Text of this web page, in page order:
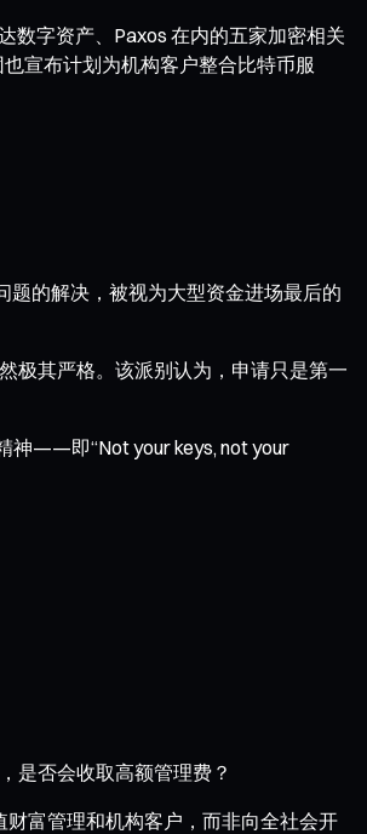
数字资产、Paxos 在内的五家加密相关
宣布计划为机构客户整合比特币服
题的解决，被视为大型资金进场最后的
极其严格。该派别认为，申请只是第一
神——即“Not your keys, not your
是否会收取高额管理费？
富管理和机构客户，而非向全社会开